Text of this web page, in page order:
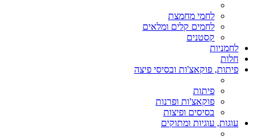
לחמי מחמצת
לחמים קלים ומלאים
קסטנים
לחמניות
חלות
פיתות, פוקאצ'ות ובסיסי פיצה
פיתות
פוקאצ'ות ופרנות
בסיסים ופיצות
עוגות, עוגיות ומתוקים